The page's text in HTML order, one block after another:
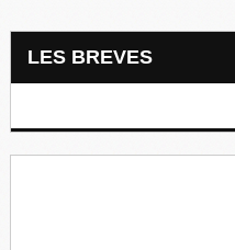
LES BREVES